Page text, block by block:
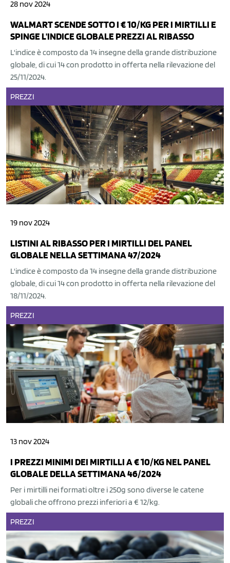
28 nov 2024
WALMART SCENDE SOTTO I € 10/KG PER I MIRTILLI E
SPINGE L'INDICE GLOBALE PREZZI AL RIBASSO
L'indice è composto da 14 insegne della grande distribuzione
globale, di cui 14 con prodotto in offerta nella rilevazione del
25/11/2024.
PREZZI
19 nov 2024
LISTINI AL RIBASSO PER I MIRTILLI DEL PANEL
GLOBALE NELLA SETTIMANA 47/2024
L'indice è composto da 14 insegne della grande distribuzione
globale, di cui 14 con prodotto in offerta nella rilevazione del
18/11/2024.
PREZZI
13 nov 2024
I PREZZI MINIMI DEI MIRTILLI A € 10/KG NEL PANEL
GLOBALE DELLA SETTIMANA 46/2024
Per i mirtilli nei formati oltre i 250g sono diverse le catene
globali che offrono prezzi inferiori a € 12/kg.
PREZZI